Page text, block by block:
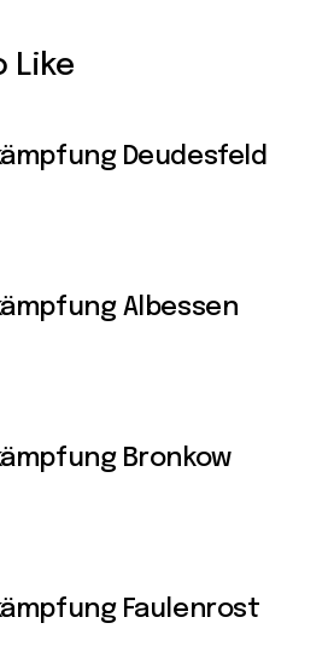
Like
Deudesfeld
Albessen
Bronkow
Faulenrost